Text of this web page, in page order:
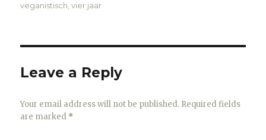
veganistisch,vier jaar
Leave a Reply
Your email address will not be published. Required fields
are marked *